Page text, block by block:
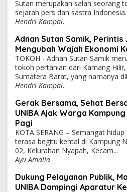
Sutan merupakan salah seorang
sejarah pers dan sastra Indonesia.
Hendri Kampai.
Adnan Sutan Samik, Perintis
Mengubah Wajah Ekonomi
TOKOH - Adnan Sutan Samik
tokoh pertanian dari Kamang
Sumatera Barat, yang namanya
Hendri Kampai.
Gerak Bersama, Sehat
UNIBA Ajak Warga
Pagi
KOTA SERANG – Semangat
terasa begitu kental di Kampung
02, Kelurahan Nyapah, Kecam...
Ayu Amalia
Dukung Pelayanan Publik,
UNIBA Dampingi Aparatur